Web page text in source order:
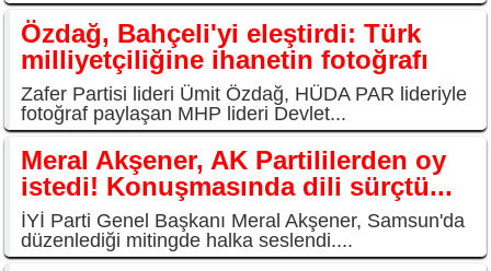
Özdağ, Bahçeli'yi eleştirdi: Türk
milliyetçiliğine ihanetin fotoğrafı
Zafer Partisi lideri Ümit Özdağ, HÜDA PAR lideriyle
fotoğraf paylaşan MHP lideri Devlet...
Meral Akşener, AK Partililerden oy
istedi! Konuşmasında dili sürçtü...
İYİ Parti Genel Başkanı Meral Akşener, Samsun'da
düzenlediği mitingde halka seslendi....